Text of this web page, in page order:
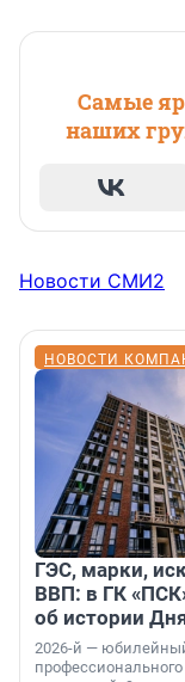
Самые
наших
Новости СМИ2
НОВОСТИ
ГЭС, марки,
ВВП: в ГК
об истории
2026-й —